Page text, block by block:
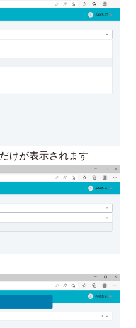
けが表示されます